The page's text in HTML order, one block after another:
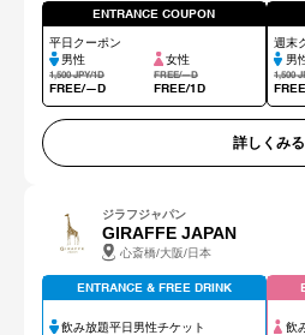
ENTRANCE COUPON
平日クーポン
男性
1,500 JPY/1D
FREE/―D
女性
FREE/―D
FREE/1D
週末
男
1,500
詳しくみる
ジラフジャパン
GIRAFFE JAPAN
心斎橋/大阪/日本
ENTRANCE & FREE DRINK
飲み放題平日男性チケット 飲